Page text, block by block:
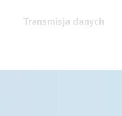
Transmisja danych